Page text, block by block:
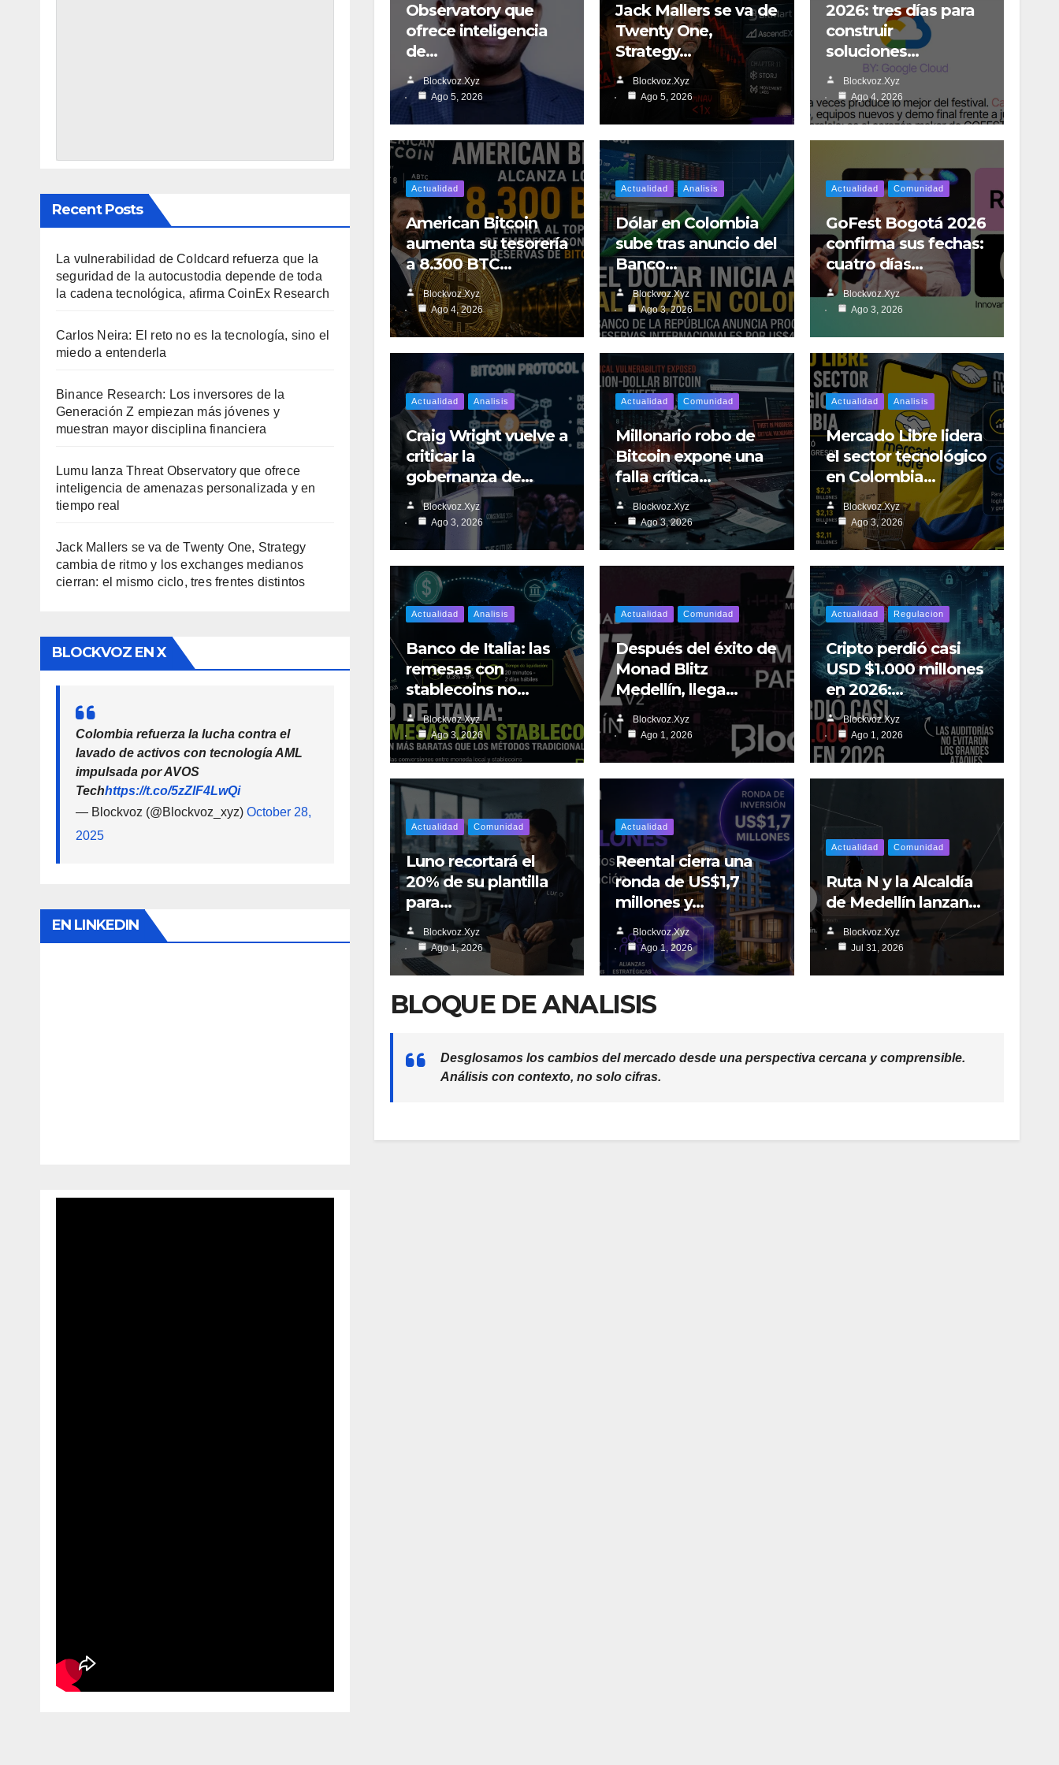
Recent Posts
La vulnerabilidad de Coldcard refuerza que la
seguridad de la autocustodia depende de toda
la cadena tecnológica, afirma CoinEx Research
Carlos Neira: El reto no es la tecnología, sino el
miedo a entenderla
Binance Research: Los inversores de la
Generación Z empiezan más jóvenes y
muestran mayor disciplina financiera
Lumu lanza Threat Observatory que ofrece
inteligencia de amenazas personalizada y en
tiempo real
Jack Mallers se va de Twenty One, Strategy
cambia de ritmo y los exchanges medianos
cierran: el mismo ciclo, tres frentes distintos
BLOCKVOZ EN X
Colombia refuerza la lucha contra el
lavado de activos con tecnología AML
impulsada por AVOS
Techhttps://t.co/5zZlF4LwQi
— Blockvoz (@Blockvoz_xyz) October 28,
2025
EN LINKEDIN
Observatory que
ofrece inteligencia
de…
Blockvoz.xyz
Ago 5, 2026
Jack Mallers se va de
Twenty One,
Strategy…
Blockvoz.xyz
Ago 5, 2026
2026: tres días para
construir
soluciones…
Blockvoz.xyz
Ago 4, 2026
Actualidad
American Bitcoin
aumenta su tesorería
a 8.300 BTC…
Blockvoz.xyz
Ago 4, 2026
Actualidad Analisis
Dólar en Colombia
sube tras anuncio del
Banco…
Blockvoz.xyz
Ago 3, 2026
Actualidad Comunidad
GoFest Bogotá 2026
confirma sus fechas:
cuatro días…
Blockvoz.xyz
Ago 3, 2026
Actualidad Analisis
Craig Wright vuelve a
criticar la
gobernanza de…
Blockvoz.xyz
Ago 3, 2026
Actualidad Comunidad
Millonario robo de
Bitcoin expone una
falla crítica…
Blockvoz.xyz
Ago 3, 2026
Actualidad Analisis
Mercado Libre lidera
el sector tecnológico
en Colombia…
Blockvoz.xyz
Ago 3, 2026
Actualidad Analisis
Banco de Italia: las
remesas con
stablecoins no…
Blockvoz.xyz
Ago 3, 2026
Actualidad Comunidad
Después del éxito de
Monad Blitz
Medellín, llega…
Blockvoz.xyz
Ago 1, 2026
Actualidad Regulacion
Cripto perdió casi
USD $1.000 millones
en 2026:…
Blockvoz.xyz
Ago 1, 2026
Actualidad Comunidad
Luno recortará el
20% de su plantilla
para…
Blockvoz.xyz
Ago 1, 2026
Actualidad
Reental cierra una
ronda de US$1,7
millones y…
Blockvoz.xyz
Ago 1, 2026
Actualidad Comunidad
Ruta N y la Alcaldía
de Medellín lanzan…
Blockvoz.xyz
Jul 31, 2026
BLOQUE DE ANALISIS
Desglosamos los cambios del mercado desde una perspectiva cercana y comprensible.
Análisis con contexto, no solo cifras.